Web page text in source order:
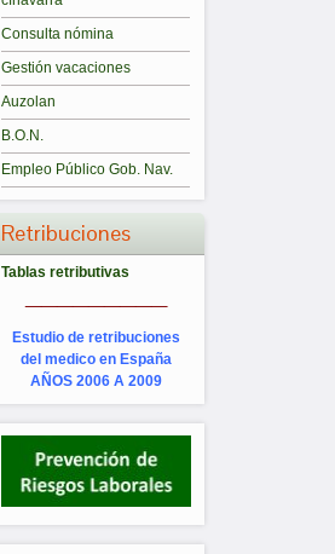
Consulta nómina
Gestión vacaciones
Auzolan
B.O.N.
Empleo Público Gob. Nav.
Retribuciones
Tablas retributivas
Estudio de retribuciones
del medico en España
AÑOS 2006 A 2009